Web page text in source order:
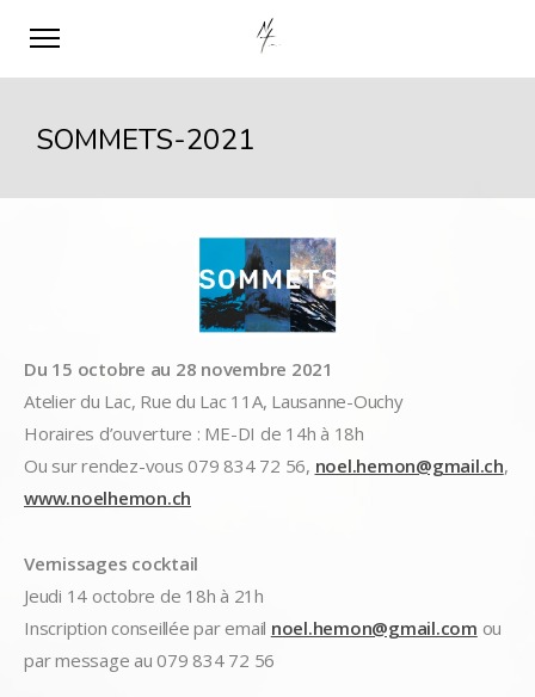
SOMMETS-2021
Du 15 octobre au 28 novembre 2021
Atelier du Lac, Rue du Lac 11A, Lausanne-Ouchy
Horaires d’ouverture : ME-DI de 14h à 18h
Ou sur rendez-vous 079 834 72 56, noel.hemon@gmail.ch,
www.noelhemon.ch
Vernissages cocktail
Jeudi 14 octobre de 18h à 21h
Inscription conseillée par email noel.hemon@gmail.com ou
par message au 079 834 72 56